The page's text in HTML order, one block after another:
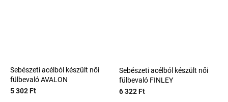
Sebészeti acélból készült női
fülbevaló AVALON
5 302 Ft
Sebészeti acélból készült női
fülbevaló FINLEY
6 322 Ft